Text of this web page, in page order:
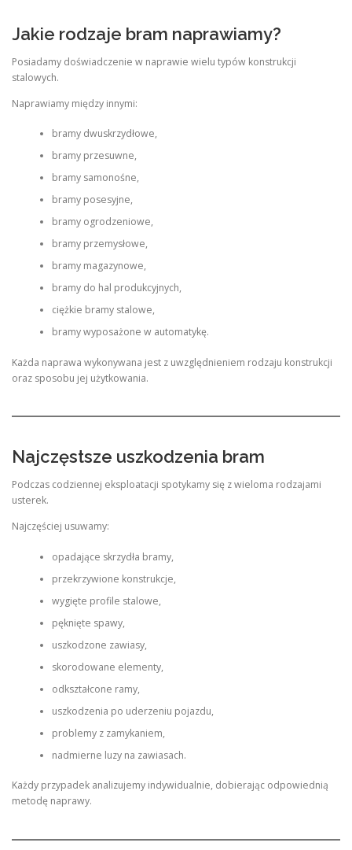
Jakie rodzaje bram naprawiamy?
Posiadamy doświadczenie w naprawie wielu typów konstrukcji
stalowych.
Naprawiamy między innymi:
bramy dwuskrzydłowe,
bramy przesuwne,
bramy samonośne,
bramy posesyjne,
bramy ogrodzeniowe,
bramy przemysłowe,
bramy magazynowe,
bramy do hal produkcyjnych,
ciężkie bramy stalowe,
bramy wyposażone w automatykę.
Każda naprawa wykonywana jest z uwzględnieniem rodzaju konstrukcji
oraz sposobu jej użytkowania.
Najczęstsze uszkodzenia bram
Podczas codziennej eksploatacji spotykamy się z wieloma rodzajami
usterek.
Najczęściej usuwamy:
opadające skrzydła bramy,
przekrzywione konstrukcje,
wygięte profile stalowe,
pęknięte spawy,
uszkodzone zawiasy,
skorodowane elementy,
odkształcone ramy,
uszkodzenia po uderzeniu pojazdu,
problemy z zamykaniem,
nadmierne luzy na zawiasach.
Każdy przypadek analizujemy indywidualnie, dobierając odpowiednią
metodę naprawy.